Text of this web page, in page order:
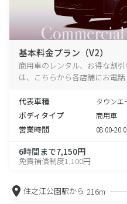
基本料金プラン（V2）
商用車のレンタル、お得な割
は、こちらから各店舗にお電話
代表車種 タウンエ
ボディタイプ 商用車
営業時間 08:00-
6時間まで7,150円
免責補償制度1,100円
住之江公園駅から 216m